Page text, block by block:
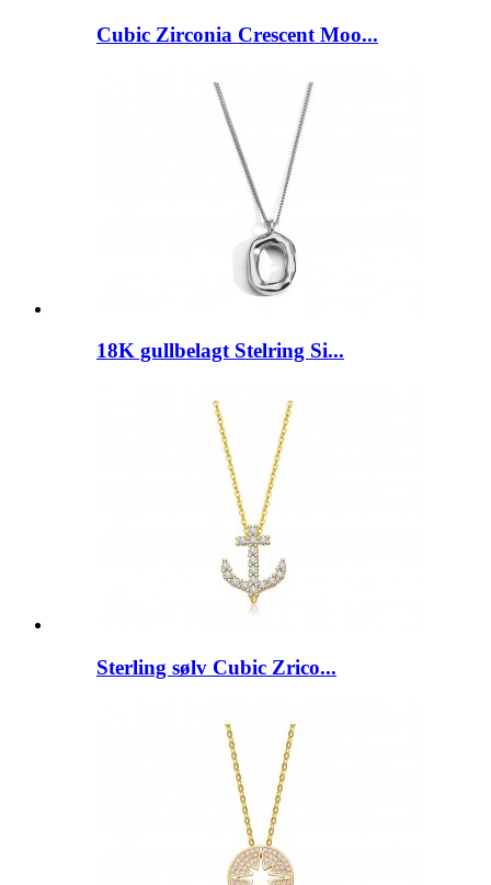
Cubic Zirconia Crescent Moo...
18K gullbelagt Stelring Si...
Sterling sølv Cubic Zrico...